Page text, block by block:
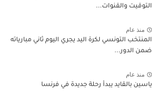
التوقيت والقنوات...
منذ عام
المنتخب التونسي لكرة اليد يجري اليوم ثاني مبارياته
ضمن الدور...
منذ عام
ياسين بالقايد يبدأ رحلة جديدة في فرنسا